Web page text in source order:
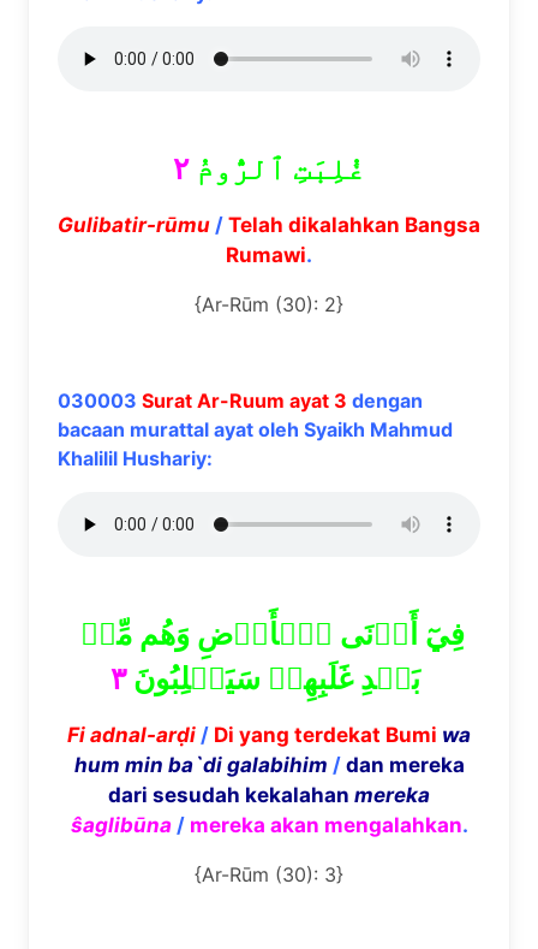
غُلِبَتِ ٱلرُّومُ٢
Gulibatir-rūmu / Telah dikalahkan Bangsa
Rumawi.
{Ar-Rūm (30): 2}
030003 Surat Ar-Ruum ayat 3 dengan
bacaan murattal ayat oleh Syaikh Mahmud
Khalilil Hushariy:
فِيٓ أَدۡنَى ٱلۡأَرۡضِ وَهُم مِّنۢ
بَعۡدِ غَلَبِهِمۡ سَيَغۡلِبُونَ٣
Fi adnal-arḍi / Di yang terdekat Bumi wa
hum min ba`di galabihim / dan mereka
dari sesudah kekalahan mereka
ŝaglibūna/mereka akan mengalahkan.
{Ar-Rūm (30): 3}